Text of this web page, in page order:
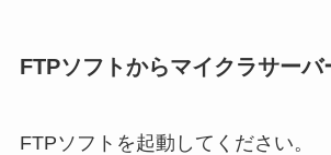
FTPソフトからマイクラサーバ
FTPソフトを起動してください。